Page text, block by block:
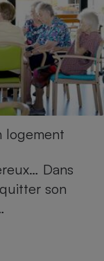
logement
Dans
son